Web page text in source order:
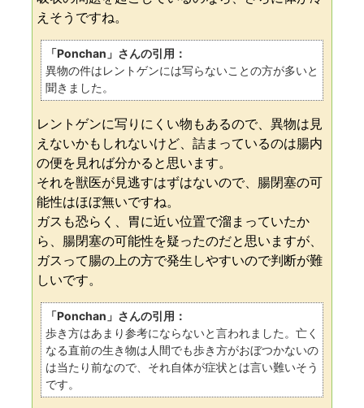
えそうですね。
「Ponchan」さんの引用：
異物の件はレントゲンには写らないことの方が多いと
聞きました。
レントゲンに写りにくい物もあるので、異物は見
えないかもしれないけど、詰まっているのは腸内
の便を見れば分かると思います。
それを獣医が見逃すはずはないので、腸閉塞の可
能性はほぼ無いですね。
ガスも恐らく、胃に近い位置で溜まっていたか
ら、腸閉塞の可能性を疑ったのだと思いますが、
ガスって腸の上の方で発生しやすいので判断が難
しいです。
「Ponchan」さんの引用：
歩き方はあまり参考にならないと言われました。亡く
なる直前の生き物は人間でも歩き方がおぼつかないの
は当たり前なので、それ自体が症状とは言い難いそう
です。